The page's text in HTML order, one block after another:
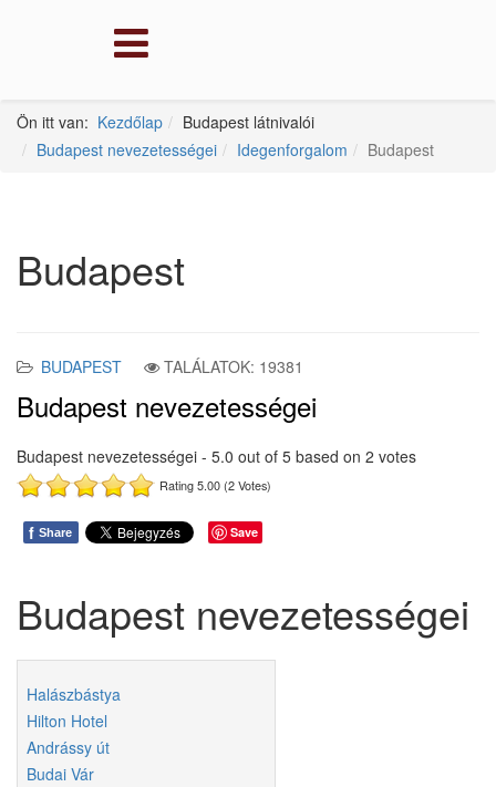
Ön itt van: Kezdőlap
Budapest látnivalói
Budapest nevezetességei
Idegenforgalom Budapest
Budapest
BUDAPEST TALÁLATOK: 19381
Budapest nevezetességei
Budapest nevezetességei - 5.0 out of 5 based on 2 votes
Rating 5.00 (2 Votes)
f Share Save
Budapest nevezetességei
Halászbástya
Hilton Hotel
Andrássy út
Budai Vár